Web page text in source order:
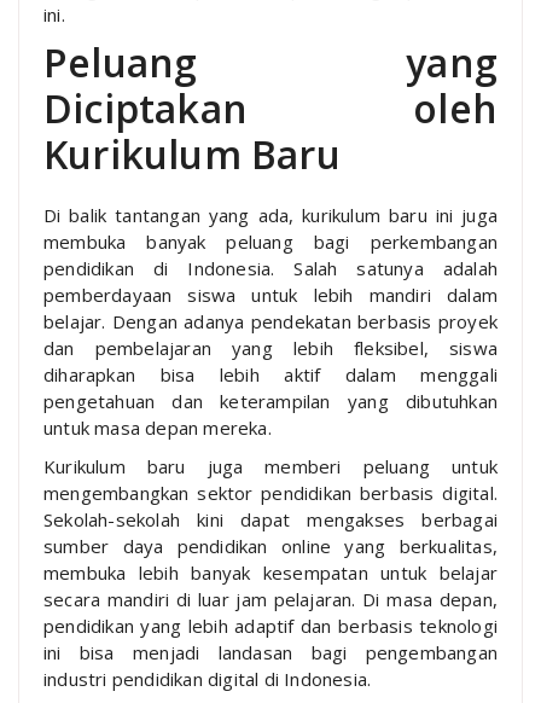
ini.
Peluang yang
Diciptakan oleh
Kurikulum Baru
Di balik tantangan yang ada, kurikulum baru ini juga
membuka banyak peluang bagi perkembangan
pendidikan di Indonesia. Salah satunya adalah
pemberdayaan siswa untuk lebih mandiri dalam
belajar. Dengan adanya pendekatan berbasis proyek
dan pembelajaran yang lebih fleksibel, siswa
diharapkan bisa lebih aktif dalam menggali
pengetahuan dan keterampilan yang dibutuhkan
untuk masa depan mereka.
Kurikulum baru juga memberi peluang untuk
mengembangkan sektor pendidikan berbasis digital.
Sekolah-sekolah kini dapat mengakses berbagai
sumber daya pendidikan online yang berkualitas,
membuka lebih banyak kesempatan untuk belajar
secara mandiri di luar jam pelajaran. Di masa depan,
pendidikan yang lebih adaptif dan berbasis teknologi
ini bisa menjadi landasan bagi pengembangan
industri pendidikan digital di Indonesia.